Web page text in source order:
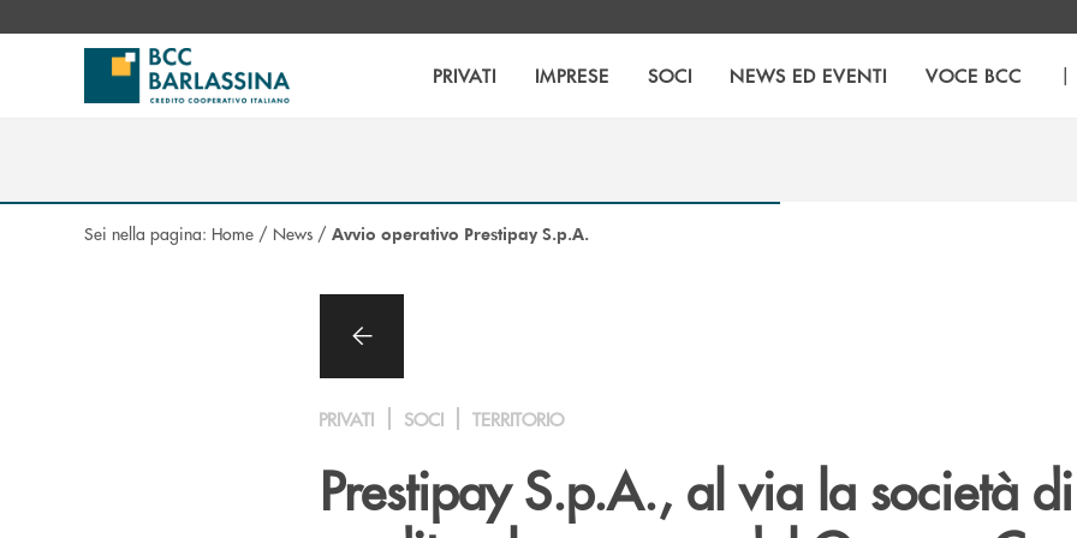
PRIVATI IMPRESE SOCI NEWS ED EVENTI VOCE BCC |
Sei nella pagina: Home / News / Avvio operativo Prestipay S.p.A.
PRIVATI SOCI TERRITORIO
Prestipay S.p.A., al via la società di